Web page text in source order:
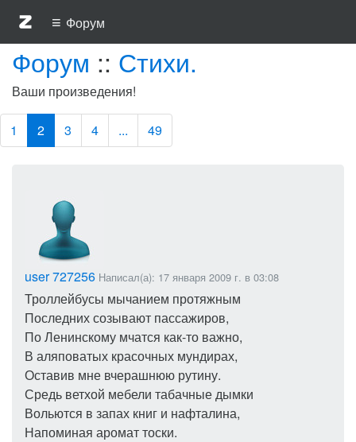
≡ Форум
Форум :: Стихи.
Ваши произведения!
1 2 3 4 ... 49
user 727256 Написал(а): 17 января 2009 г. в 03:08
Троллейбусы мычанием протяжным
Последних созывают пассажиров,
По Ленинскому мчатся как-то важно,
В аляповатых красочных мундирах,
Оставив мне вчерашнюю рутину.
Средь ветхой мебели табачные дымки
Вольются в запах книг и нафталина,
Напоминая аромат тоски.